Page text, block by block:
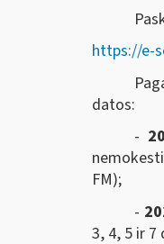
https://e-
datos:
-
FM);
-
3, 4, 5 ir 7